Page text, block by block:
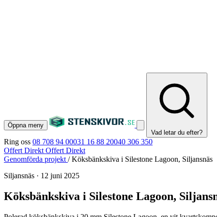
Öppna meny
Vad letar du efter?
Ring oss 08 708 94 00031 16 88 20040 306 350
Offert Direkt Offert Direkt
Genomförda projekt / Köksbänkskiva i Silestone Lagoon, Siljansnäs
Siljansnäs · 12 juni 2025
Köksbänkskiva i Silestone Lagoon,